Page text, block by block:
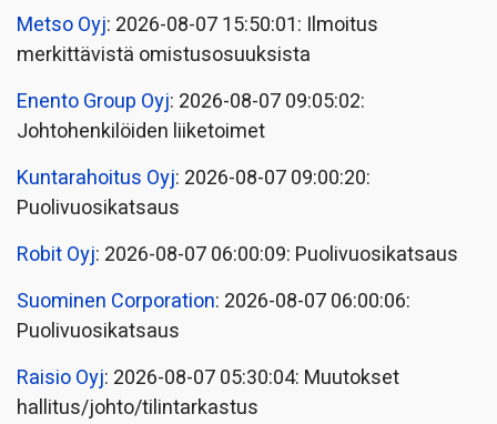
Metso Oyj: 2026-08-07 15:50:01: Ilmoitus
merkittävistä omistusosuuksista
Enento Group Oyj: 2026-08-07 09:05:02:
Johtohenkilöiden liiketoimet
Kuntarahoitus Oyj: 2026-08-07 09:00:20:
Puolivuosikatsaus
Robit Oyj: 2026-08-07 06:00:09: Puolivuosikatsaus
Suominen Corporation: 2026-08-07 06:00:06:
Puolivuosikatsaus
Raisio Oyj: 2026-08-07 05:30:04: Muutokset
hallitus/johto/tilintarkastus